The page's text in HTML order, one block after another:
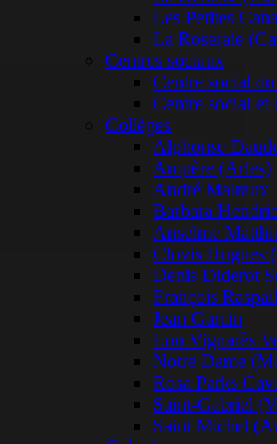
Les Petites
La Roseraie
Centres sociaux
Centre social
Centre social
Collèges
Alphonse
Ampère (Arles)
André Malraux
Barbara
Anselme
Clovis Hugues
Denis Diderot
François Raspail
Jean Garcin
Lou Vignarès
Notre Dame
Rosa Parks
Saint-Gabriel
Saint Michel